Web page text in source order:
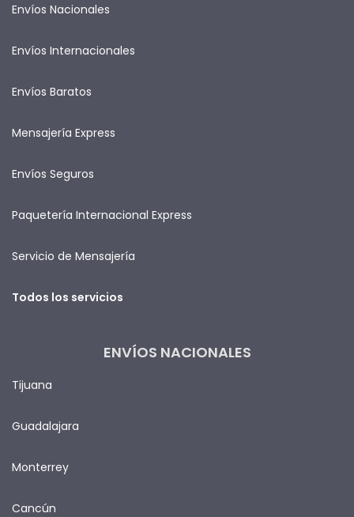
Envíos Nacionales
Envíos Internacionales
Envíos Baratos
Mensajería Express
Envíos Seguros
Paquetería Internacional Express
Servicio de Mensajería
Todos los servicios
ENVÍOS NACIONALES
Tijuana
Guadalajara
Monterrey
Cancún